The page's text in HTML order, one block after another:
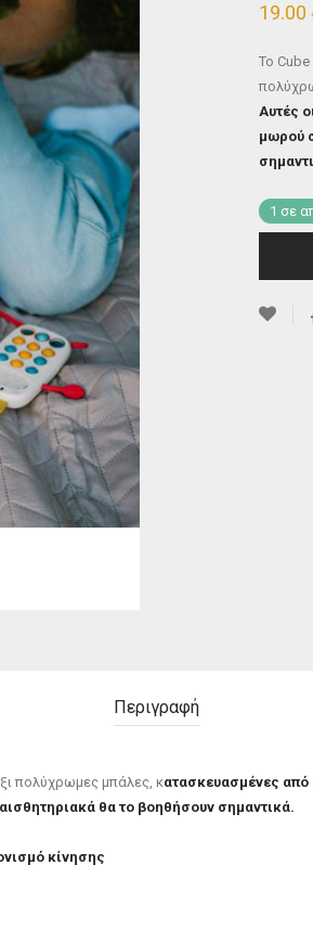
19.00
Το Cube
Αυτές
μωρού
1 σε
Περιγραφή
πολύχρωμες μπάλες, κατασκευασμένες
θα το βοηθήσουν σημαντικά.
κίνησης